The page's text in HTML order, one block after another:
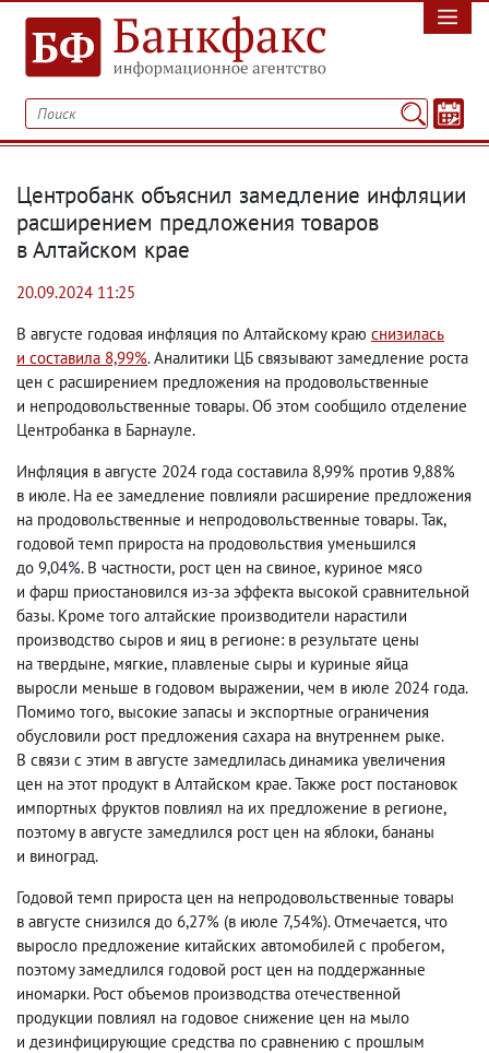
Центробанк объяснил замедление инфляции
расширением предложения товаров
в Алтайском крае
20.09.2024 11:25
В августе годовая инфляция по Алтайскому краю снизилась
и составила 8,99%. Аналитики ЦБ связывают замедление роста
цен с расширением предложения на продовольственные
и непродовольственные товары. Об этом сообщило отделение
Центробанка в Барнауле.
Инфляция в августе 2024 года составила 8,99% против 9,88%
в июле. На ее замедление повлияли расширение предложения
на продовольственные и непродовольственные товары. Так,
годовой темп прироста на продовольствия уменьшился
до 9,04%. В частности, рост цен на свиное, куриное мясо
и фарш приостановился из-за эффекта высокой сравнительной
базы. Кроме того алтайские производители нарастили
производство сыров и яиц в регионе: в результате цены
на твердыне, мягкие, плавленые сыры и куриные яйца
выросли меньше в годовом выражении, чем в июле 2024 года.
Помимо того, высокие запасы и экспортные ограничения
обусловили рост предложения сахара на внутреннем рыке.
В связи с этим в августе замедлилась динамика увеличения
цен на этот продукт в Алтайском крае. Также рост постановок
импортных фруктов повлиял на их предложение в регионе,
поэтому в августе замедлился рост цен на яблоки, бананы
и виноград.
Годовой темп прироста цен на непродовольственные товары
в августе снизился до 6,27% (в июле 7,54%). Отмечается, что
выросло предложение китайских автомобилей с пробегом,
поэтому замедлился годовой рост цен на поддержанные
иномарки. Рост объемов производства отечественной
продукции повлиял на годовое снижение цен на мыло
и дезинфицирующие средства по сравнению с прошлым